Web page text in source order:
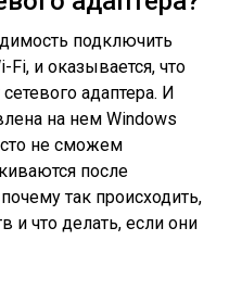
подключить
и оказывается, что
адаптера. И
на нем Windows
не сможем
после
так происходить,
и что делать, если они